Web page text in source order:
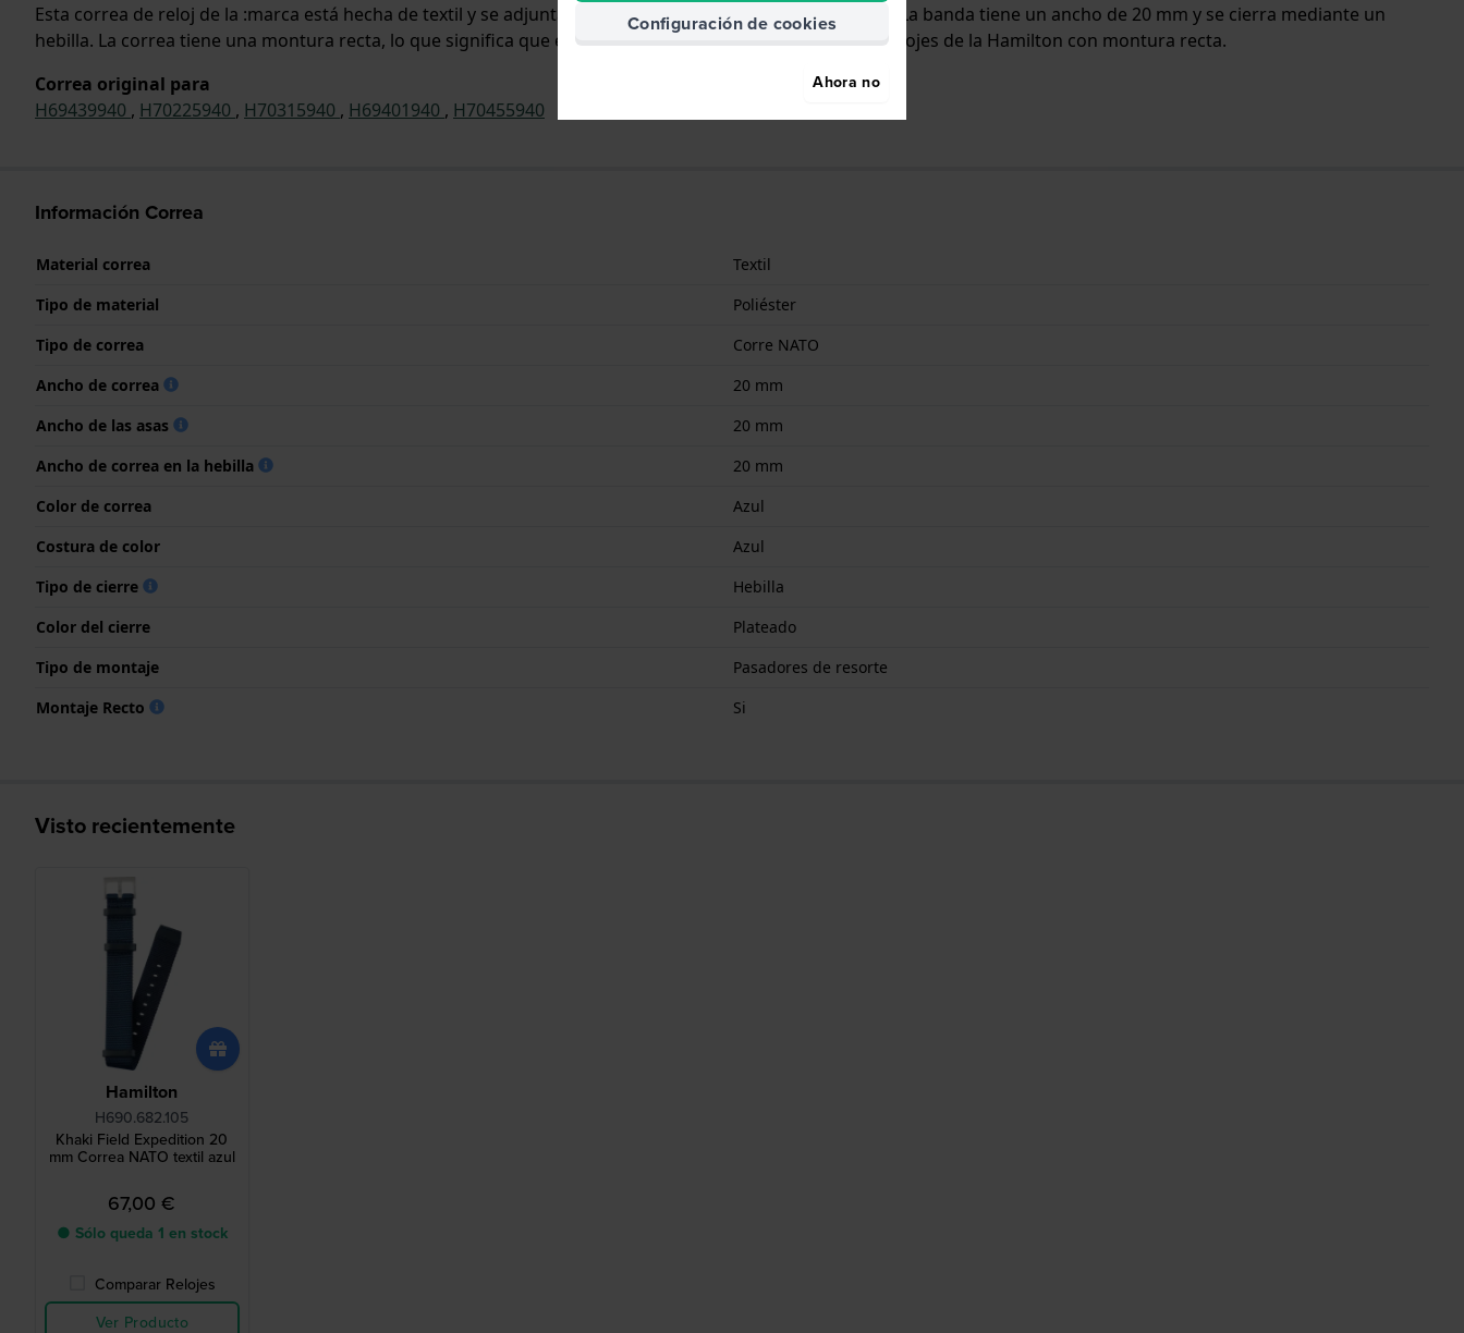
Esta correa de reloj de la :marca está hecha de textil y se adjunta al reloj mediante pasadores de resorte. La banda tiene un ancho de 20 mm y se cierra mediante un
hebilla. La correa tiene una montura recta, lo que significa que esta correa es adecuada para todos los relojes de la Hamilton con montura recta.
Correa original para
H69439940 , H70225940 , H70315940 , H69401940 , H70455940
Información Correa
Material correa
Textil
Tipo de material
Poliéster
Tipo de correa
Corre NATO
Ancho de correa
20 mm
Ancho de las asas
20 mm
Ancho de correa en la hebilla
20 mm
Color de correa
Azul
Costura de color
Azul
Tipo de cierre
Hebilla
Color del cierre
Plateado
Tipo de montaje
Pasadores de resorte
Montaje Recto
Si
Visto recientemente
Hamilton
H690.682.105
Khaki Field Expedition 20
mm Correa NATO textil azul
67,00 €
● Sólo queda 1 en stock
Comparar Relojes
Ver Producto
Configuración de cookies
Ahora no